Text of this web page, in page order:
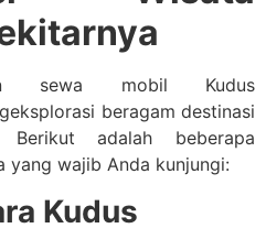
sewa mobil Kudus
beragam destinasi
adalah beberapa
yang wajib Anda kunjungi:
Kudus